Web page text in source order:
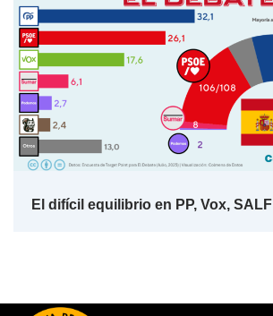
El difícil equilibrio en PP, Vox, SALF